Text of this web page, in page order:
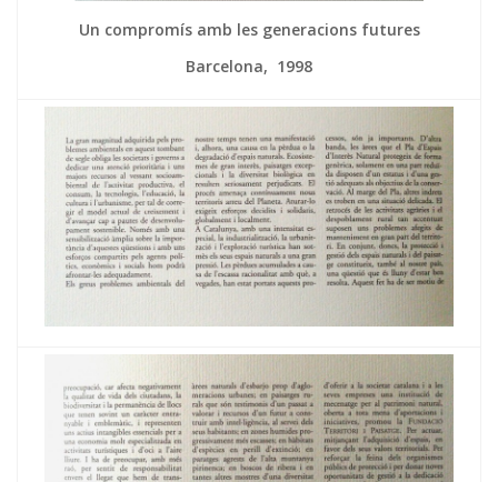
Un compromís amb les generacions futures
Barcelona, 1998